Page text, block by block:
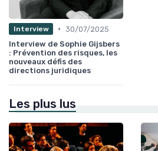
Interview • 30/07/2025
Interview de Sophie Gijsbers
: Prévention des risques, les
nouveaux défis des
directions juridiques
Les plus lus